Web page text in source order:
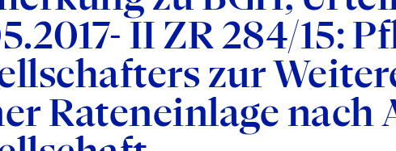
II ZR 284/15:
zur
Rateneinlage nach